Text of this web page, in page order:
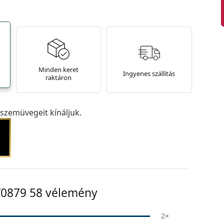
Minden keret
raktáron
Ingyenes szállítás
kínáljuk.
58 vélemény
2×